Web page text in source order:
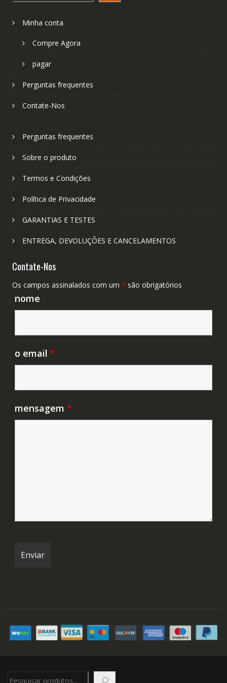
Minha conta
Compre Agora
pagar
Perguntas frequentes
Contate-Nos
Perguntas frequentes
Sobre o produto
Termos e Condições
Política de Privacidade
GARANTIAS E TESTES
ENTREGA, DEVOLUÇÕES E CANCELAMENTOS
Contate-Nos
Os campos assinalados com um * são obrigatórios
nome
o email *
mensagem *